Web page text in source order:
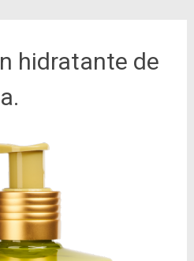
hidratante de